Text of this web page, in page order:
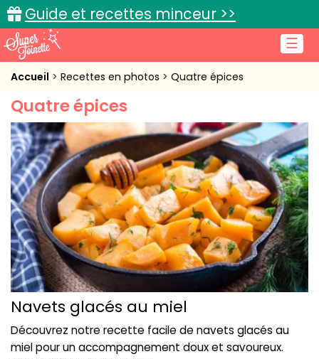
☰
Guide et recettes minceur >>
Accueil
Recettes de cuisine
Cuisine pratique
L'actu cuisine
Connexion
Accueil Recettes en photos Quatre épices
Quatre épices
Navets glacés au miel
Découvrez notre recette facile de navets glacés au
miel pour un accompagnement doux et savoureux.